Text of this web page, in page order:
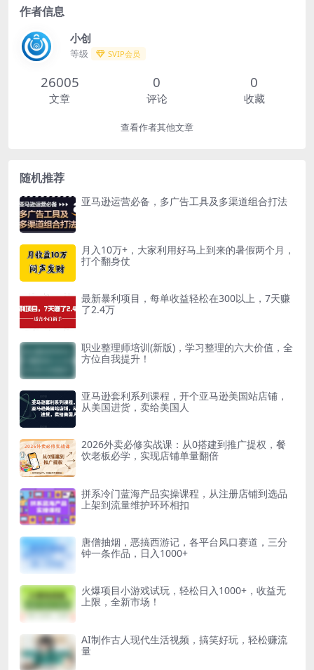
作者信息
小创
等级 SVIP会员
26005
文章
0
评论
0
收藏
查看作者其他文章
随机推荐
亚马逊运营必备，多广告工具及多渠道组合打法
月入10万+，大家利用好马上到来的暑假两个月，
打个翻身仗
最新暴利项目，每单收益轻松在300以上，7天赚
了2.4万
职业整理师培训(新版)，学习整理的六大价值，全
方位自我提升！
亚马逊套利系列课程，开个亚马逊美国站店铺，
从美国进货，卖给美国人
2026外卖必修实战课：从0搭建到推广提权，餐
饮老板必学，实现店铺单量翻倍
拼系冷门蓝海产品实操课程，从注册店铺到选品
上架到流量维护环环相扣
唐僧抽烟，恶搞西游记，各平台风口赛道，三分
钟一条作品，日入1000+
火爆项目小游戏试玩，轻松日入1000+，收益无
上限，全新市场！
AI制作古人现代生活视频，搞笑好玩，轻松赚流
量